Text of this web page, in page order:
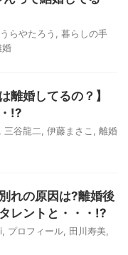
らやたろう
暮らしの手
婚
離婚してるの？】
!?
三谷龍二 伊藤まさこ 離婚
れの原因は?離婚後
レントと・・・!?
プロフィール 田川寿美